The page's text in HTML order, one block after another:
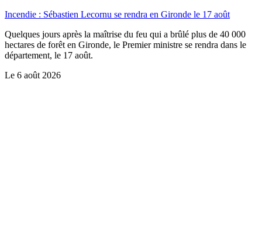
Incendie : Sébastien Lecornu se rendra en Gironde le 17 août
Quelques jours après la maîtrise du feu qui a brûlé plus de 40 000
hectares de forêt en Gironde, le Premier ministre se rendra dans le
département, le 17 août.
Le 6 août 2026